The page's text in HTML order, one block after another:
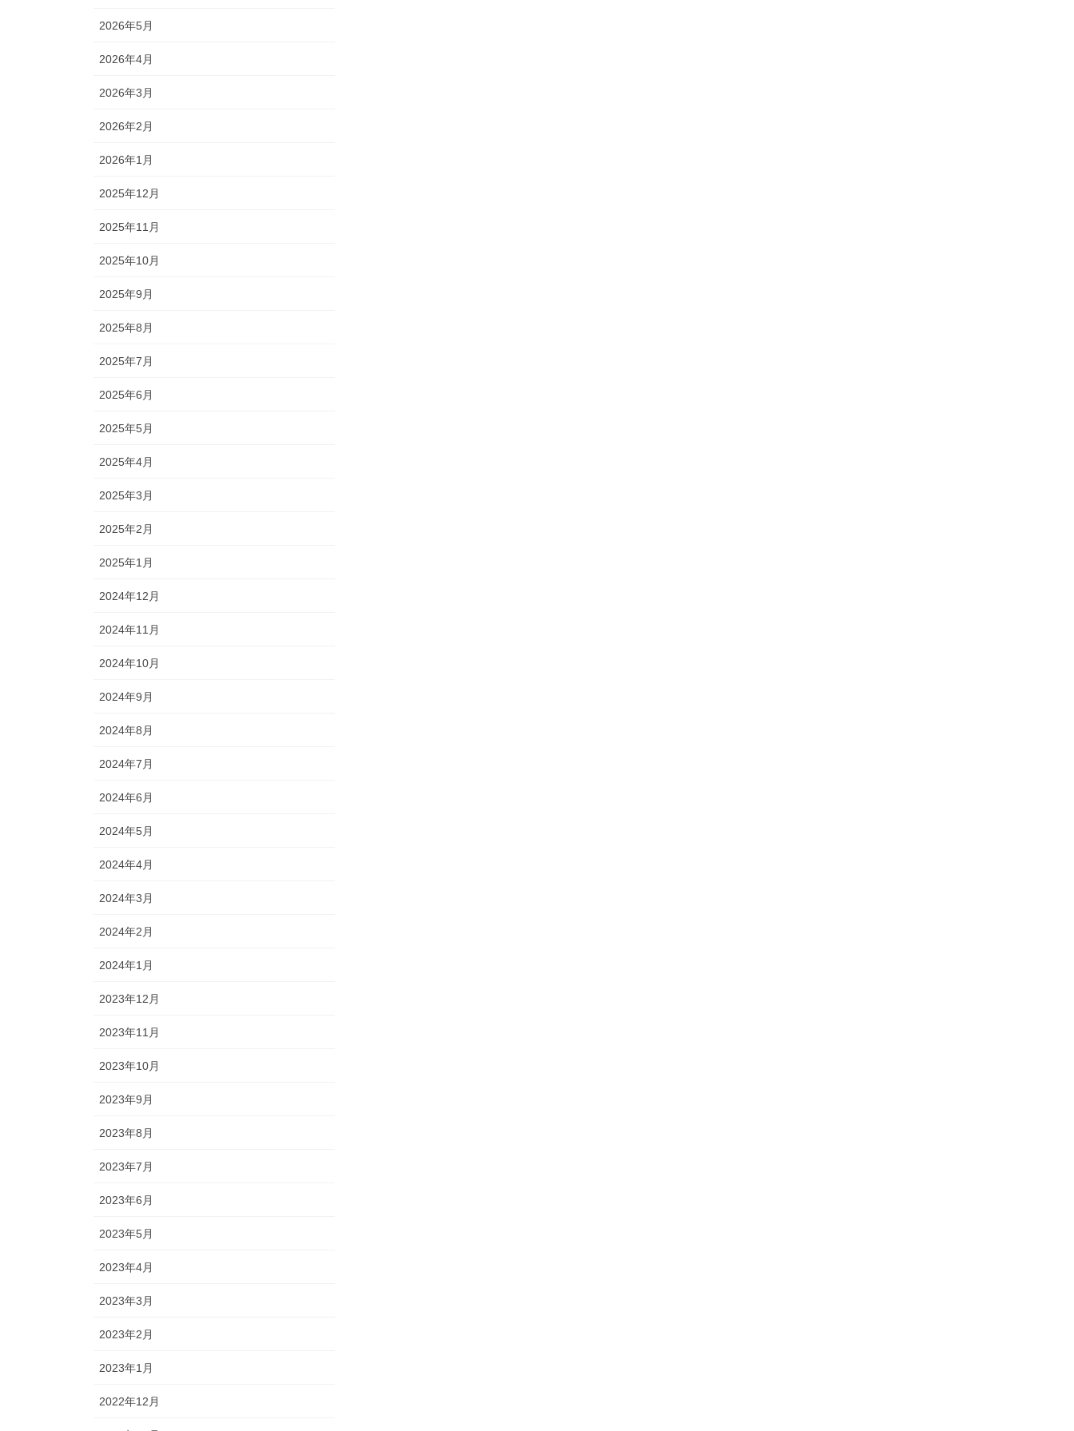
2026年5月
2026年4月
2026年3月
2026年2月
2026年1月
2025年12月
2025年11月
2025年10月
2025年9月
2025年8月
2025年7月
2025年6月
2025年5月
2025年4月
2025年3月
2025年2月
2025年1月
2024年12月
2024年11月
2024年10月
2024年9月
2024年8月
2024年7月
2024年6月
2024年5月
2024年4月
2024年3月
2024年2月
2024年1月
2023年12月
2023年11月
2023年10月
2023年9月
2023年8月
2023年7月
2023年6月
2023年5月
2023年4月
2023年3月
2023年2月
2023年1月
2022年12月